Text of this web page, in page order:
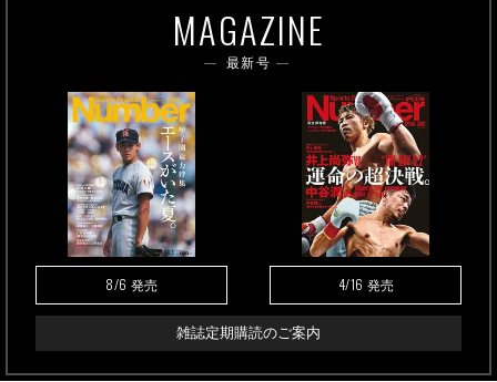
MAGAZINE
最新号
8/6 発売 4/16 発売
雑誌定期購読のご案内